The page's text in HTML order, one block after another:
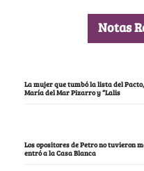
Notas
La mujer que tumbó la lista del
María del Mar Pizarro y “Lalis
Los opositores de Petro no tuvieron
entró a la Casa Blanca